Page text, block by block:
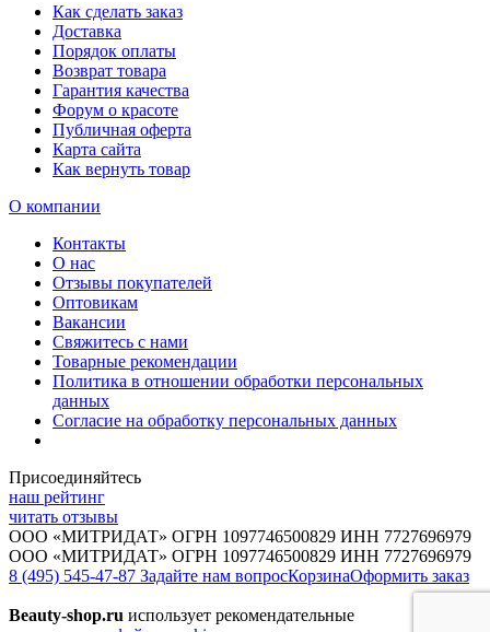
Как сделать заказ
Доставка
Порядок оплаты
Возврат товара
Гарантия качества
Форум о красоте
Публичная оферта
Карта сайта
Как вернуть товар
О компании
Контакты
О нас
Отзывы покупателей
Оптовикам
Вакансии
Свяжитесь с нами
Товарные рекомендации
Политика в отношении обработки персональных
данных
Согласие на обработку персональных данных
Присоединяйтесь
наш рейтинг
читать отзывы
ООО «МИТРИДАТ» ОГРН 1097746500829 ИНН 7727696979
ООО «МИТРИДАТ» ОГРН 1097746500829 ИНН 7727696979
8 (495) 545-47-87 Задайте нам вопросКорзинаОформить заказ
Beauty-shop.ru использует рекомендательные